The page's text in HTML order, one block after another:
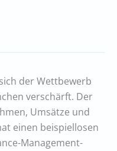
der Wettbewerb
verschärft. Der
Umsätze und
einen beispiellosen
Management-